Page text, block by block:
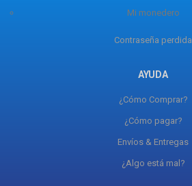
Mi monedero
Contraseña perdida
AYUDA
¿Cómo Comprar?
¿Cómo pagar?
Envíos & Entregas
¿Algo está mal?